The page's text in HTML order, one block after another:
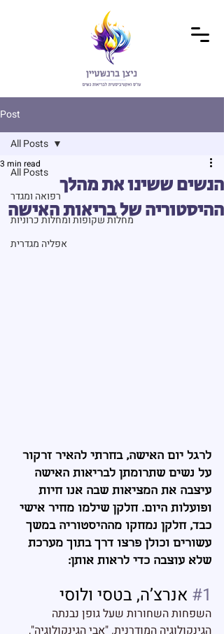
Post
All Posts
רפואה ומגדר
מחלות שקופות ומחלות כרוניות
אפליה מגדרית
All Posts
הנשים ששינו את מהלך
ההיסטוריה של בריאות האישה
3 min read
לרגל יום האישה, בחרתי להאיר זרקור
על נשים שתרומתן לבריאות האישה
עיצבה את המציאות שבה אנו חיות
ופועלות היום. חלקן שילמו מחיר אישי
כבד, חלקן נמחקו מההיסטוריה במשך
עשורים וכולן פרצו דרך בתוך מערכת
שלא עוצבה כדי לראות אותן:
#1 אנרצ’ה, בטסי ולוסי
השפחות השחורות שעל גופן נבנתה
הגינקולוגיה המודרנית. "אבי הגינקולוגיה",